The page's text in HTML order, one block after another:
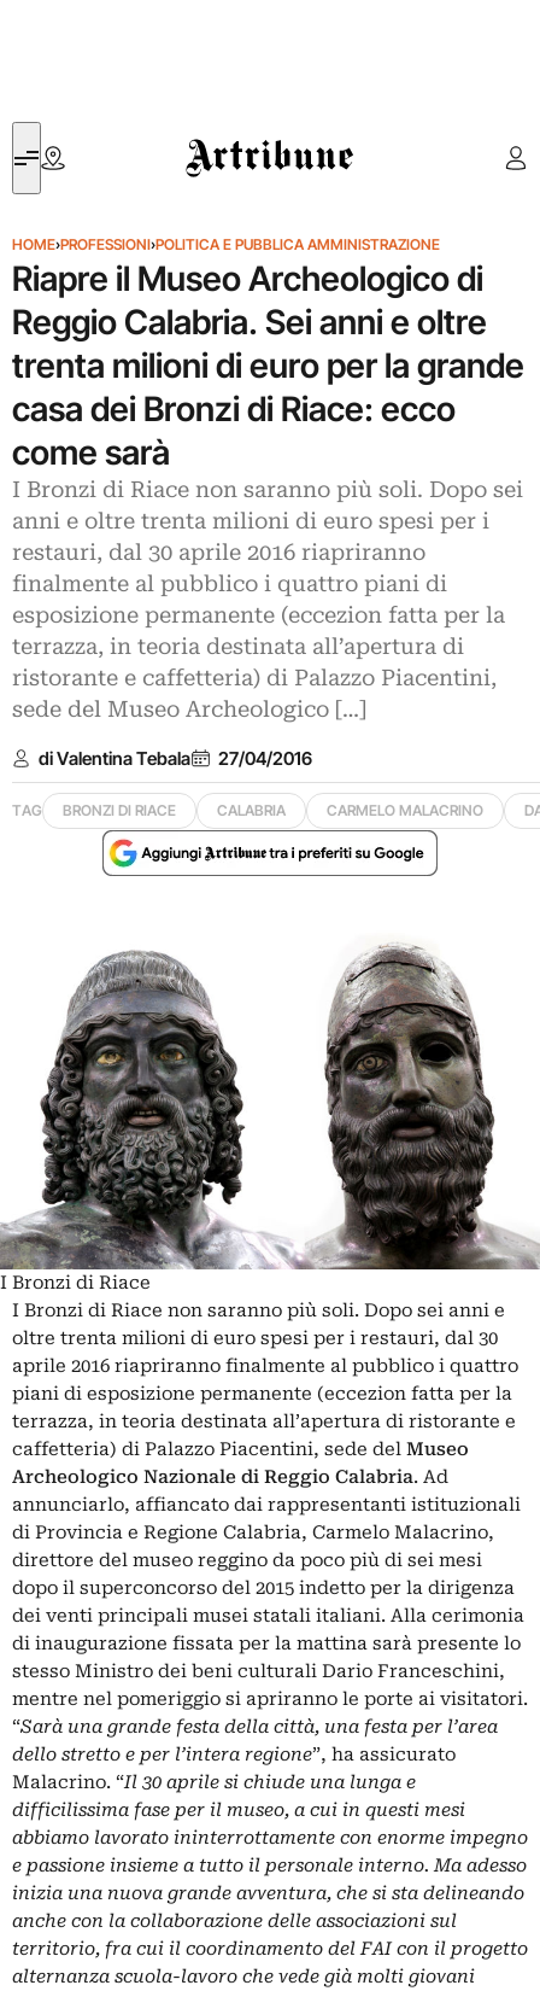
Artribune
HOME›PROFESSIONI›POLITICA E PUBBLICA AMMINISTRAZIONE
Riapre il Museo Archeologico di
Reggio Calabria. Sei anni e oltre
trenta milioni di euro per la grande
casa dei Bronzi di Riace: ecco
come sarà
I Bronzi di Riace non saranno più soli. Dopo sei
anni e oltre trenta milioni di euro spesi per i
restauri, dal 30 aprile 2016 riapriranno
finalmente al pubblico i quattro piani di
esposizione permanente (eccezion fatta per la
terrazza, in teoria destinata all’apertura di
ristorante e caffetteria) di Palazzo Piacentini,
sede del Museo Archeologico […]
di Valentina Tebala 27/04/2016
TAG BRONZI DI RIACE CALABRIA CARMELO MALACRINO
I Bronzi di Riace
I Bronzi di Riace non saranno più soli. Dopo sei anni e
oltre trenta milioni di euro spesi per i restauri, dal 30
aprile 2016 riapriranno finalmente al pubblico i quattro
piani di esposizione permanente (eccezion fatta per la
terrazza, in teoria destinata all’apertura di ristorante e
caffetteria) di Palazzo Piacentini, sede del Museo
Archeologico Nazionale di Reggio Calabria. Ad
annunciarlo, affiancato dai rappresentanti istituzionali
di Provincia e Regione Calabria, Carmelo Malacrino,
direttore del museo reggino da poco più di sei mesi
dopo il superconcorso del 2015 indetto per la dirigenza
dei venti principali musei statali italiani. Alla cerimonia
di inaugurazione fissata per la mattina sarà presente lo
stesso Ministro dei beni culturali Dario Franceschini,
mentre nel pomeriggio si apriranno le porte ai visitatori.
“Sarà una grande festa della città, una festa per l’area
dello stretto e per l’intera regione”, ha assicurato
Malacrino. “Il 30 aprile si chiude una lunga e
difficilissima fase per il museo, a cui in questi mesi
abbiamo lavorato ininterrottamente con enorme impegno
e passione insieme a tutto il personale interno. Ma adesso
inizia una nuova grande avventura, che si sta delineando
anche con la collaborazione delle associazioni sul
territorio, fra cui il coordinamento del FAI con il progetto
alternanza scuola-lavoro che vede già molti giovani